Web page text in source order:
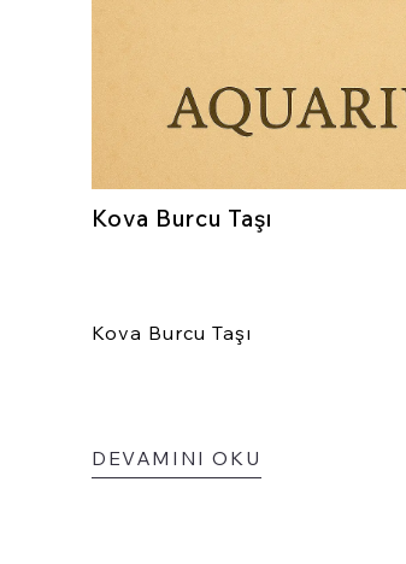
Kova Burcu Taşı
Kova Burcu Taşı
DEVAMINI OKU